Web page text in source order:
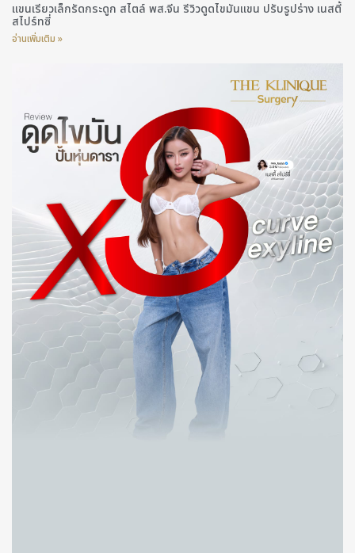
แขนเรียวเล็กรัดกระดูก สไตล์ พส.จีน รีวิวดูดไขมันแขน ปรับรูปร่าง เนสตี้
สไปร์ทซี่
อ่านเพิ่มเติม »